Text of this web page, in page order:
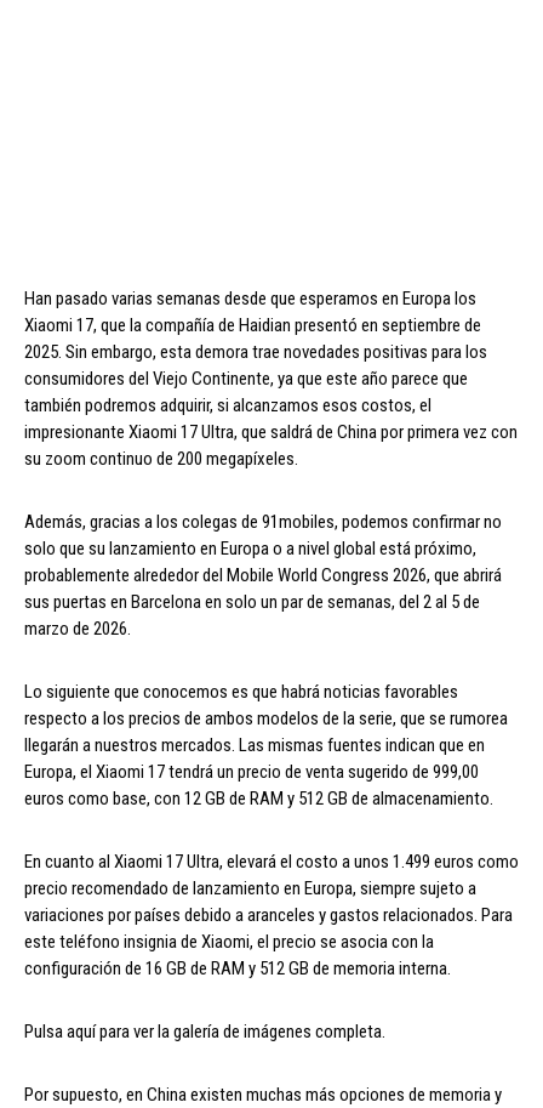
Han pasado varias semanas desde que esperamos en Europa los
Xiaomi 17, que la compañía de Haidian presentó en septiembre de
2025. Sin embargo, esta demora trae novedades positivas para los
consumidores del Viejo Continente, ya que este año parece que
también podremos adquirir, si alcanzamos esos costos, el
impresionante Xiaomi 17 Ultra, que saldrá de China por primera vez con
su zoom continuo de 200 megapíxeles.
Además, gracias a los colegas de 91mobiles, podemos confirmar no
solo que su lanzamiento en Europa o a nivel global está próximo,
probablemente alrededor del Mobile World Congress 2026, que abrirá
sus puertas en Barcelona en solo un par de semanas, del 2 al 5 de
marzo de 2026.
Lo siguiente que conocemos es que habrá noticias favorables
respecto a los precios de ambos modelos de la serie, que se rumorea
llegarán a nuestros mercados. Las mismas fuentes indican que en
Europa, el Xiaomi 17 tendrá un precio de venta sugerido de 999,00
euros como base, con 12 GB de RAM y 512 GB de almacenamiento.
En cuanto al Xiaomi 17 Ultra, elevará el costo a unos 1.499 euros como
precio recomendado de lanzamiento en Europa, siempre sujeto a
variaciones por países debido a aranceles y gastos relacionados. Para
este teléfono insignia de Xiaomi, el precio se asocia con la
configuración de 16 GB de RAM y 512 GB de memoria interna.
Pulsa aquí para ver la galería de imágenes completa.
Por supuesto, en China existen muchas más opciones de memoria y